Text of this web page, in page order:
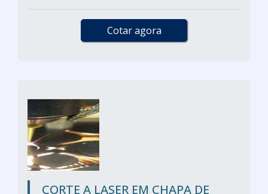
Cotar agora
CORTE A LASER EM CHAPA DE